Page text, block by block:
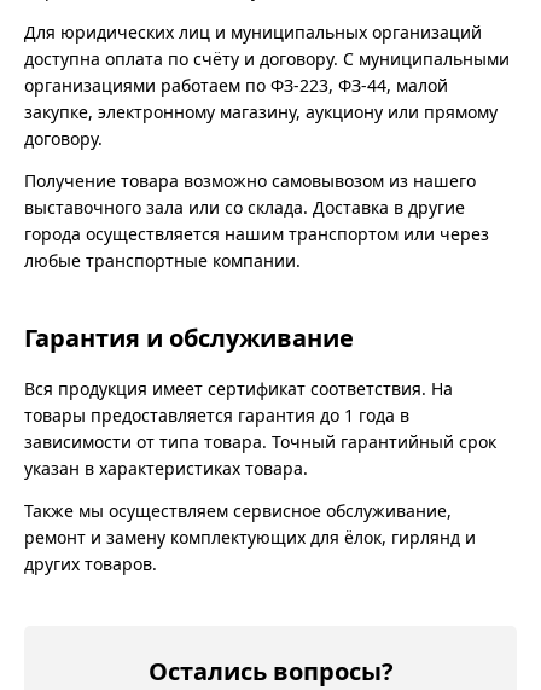
Для юридических лиц и муниципальных организаций
доступна оплата по счёту и договору. С муниципальными
организациями работаем по ФЗ-223, ФЗ-44, малой
закупке, электронному магазину, аукциону или прямому
договору.
Получение товара возможно самовывозом из нашего
выставочного зала или со склада. Доставка в другие
города осуществляется нашим транспортом или через
любые транспортные компании.
Гарантия и обслуживание
Вся продукция имеет сертификат соответствия. На
товары предоставляется гарантия до 1 года в
зависимости от типа товара. Точный гарантийный срок
указан в характеристиках товара.
Также мы осуществляем сервисное обслуживание,
ремонт и замену комплектующих для ёлок, гирлянд и
других товаров.
Остались вопросы?